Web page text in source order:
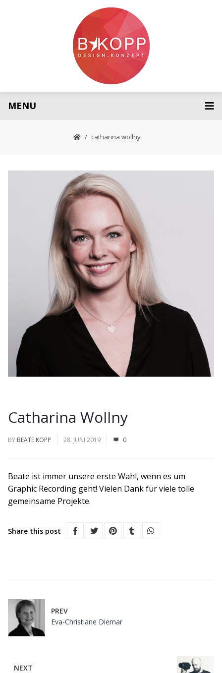
MENU
catharina wollny
Catharina Wollny
BY BEATE KOPP 28. JUNI 2019 0
Beate ist immer unsere erste Wahl, wenn es um
Graphic Recording geht! Vielen Dank für viele tolle
gemeinsame Projekte.
Share this post
PREV
Eva-Christiane Diemar
NEXT